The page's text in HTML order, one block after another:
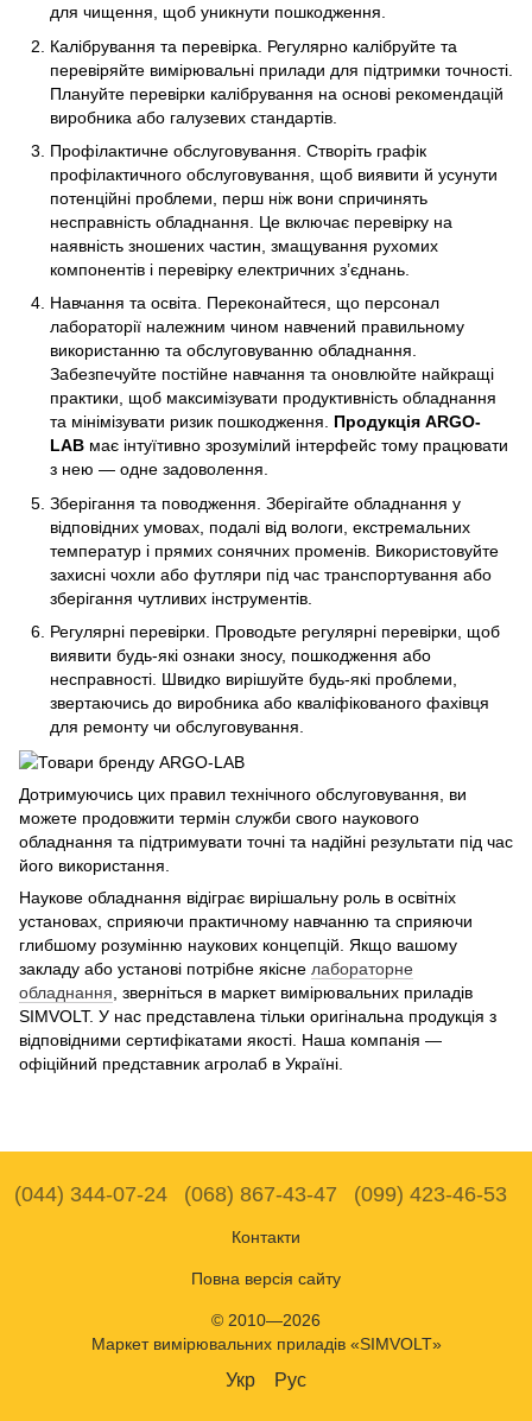
для чищення, щоб уникнути пошкодження.
Калібрування та перевірка. Регулярно калібруйте та
перевіряйте вимірювальні прилади для підтримки точності.
Плануйте перевірки калібрування на основі рекомендацій
виробника або галузевих стандартів.
Профілактичне обслуговування. Створіть графік
профілактичного обслуговування, щоб виявити й усунути
потенційні проблеми, перш ніж вони спричинять
несправність обладнання. Це включає перевірку на
наявність зношених частин, змащування рухомих
компонентів і перевірку електричних з’єднань.
Навчання та освіта. Переконайтеся, що персонал
лабораторії належним чином навчений правильному
використанню та обслуговуванню обладнання.
Забезпечуйте постійне навчання та оновлюйте найкращі
практики, щоб максимізувати продуктивність обладнання
та мінімізувати ризик пошкодження. Продукція ARGO-
LAB має інтуїтивно зрозумілий інтерфейс тому працювати
з нею — одне задоволення.
Зберігання та поводження. Зберігайте обладнання у
відповідних умовах, подалі від вологи, екстремальних
температур і прямих сонячних променів. Використовуйте
захисні чохли або футляри під час транспортування або
зберігання чутливих інструментів.
Регулярні перевірки. Проводьте регулярні перевірки, щоб
виявити будь-які ознаки зносу, пошкодження або
несправності. Швидко вирішуйте будь-які проблеми,
звертаючись до виробника або кваліфікованого фахівця
для ремонту чи обслуговування.
Дотримуючись цих правил технічного обслуговування, ви
можете продовжити термін служби свого наукового
обладнання та підтримувати точні та надійні результати під час
його використання.
Наукове обладнання відіграє вирішальну роль в освітніх
установах, сприяючи практичному навчанню та сприяючи
глибшому розумінню наукових концепцій. Якщо вашому
закладу або установі потрібне якісне лабораторне
обладнання , зверніться в маркет вимірювальних приладів
SIMVOLT. У нас представлена тільки оригінальна продукція з
відповідними сертифікатами якості. Наша компанія —
офіційний представник агролаб в Україні.
(044) 344-07-24 (068) 867-43-47 (099) 423-46-53
Контакти
Повна версія сайту
© 2010—2026
Маркет вимірювальних приладів «SIMVOLT»
Укр Рус